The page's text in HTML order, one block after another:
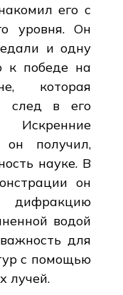
его с
уровня. Он
и одну
к победе на
которая
след в его
Искренние
он получил,
науке. В
он
дифракцию
водой
для
с помощью
лучей.